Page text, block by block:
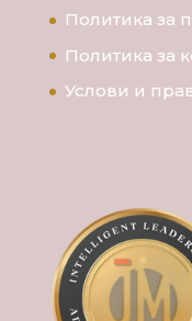
Политика за
Политика за
Услови и